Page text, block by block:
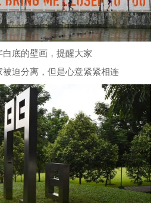
白底的壁画，提醒大家
迫分离，但是心意紧紧相连